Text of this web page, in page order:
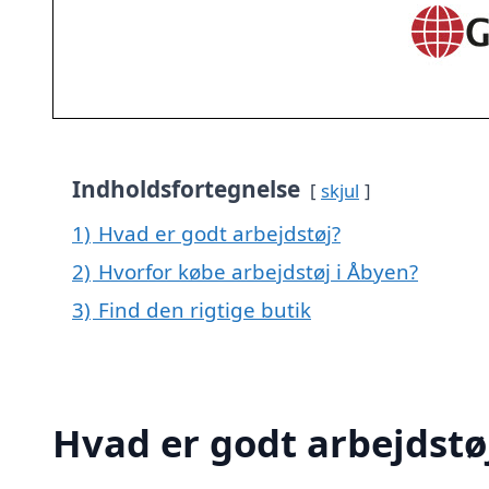
Indholdsfortegnelse skjul
1) Hvad er godt arbejdstøj?
2) Hvorfor købe arbejdstøj i Åbyen?
3) Find den rigtige butik
Hvad er godt